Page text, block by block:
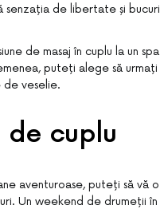
de libertate și
de masaj în cuplu la un
puteți alege să
de veselie.
de cuplu
aventuroase, puteți să vă
Un weekend de drumeții